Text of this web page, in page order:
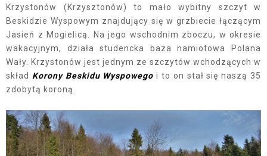
Krzystonów (Krzysztonów) to mało wybitny szczyt w
Beskidzie Wyspowym znajdujący się w grzbiecie łączącym
Jasień z Mogielicą. Na jego wschodnim zboczu, w okresie
wakacyjnym, działa studencka baza namiotowa Polana
Wały. Krzystonów jest jednym ze szczytów wchodzących w
skład Korony Beskidu Wyspowego i to on stał się naszą 35
zdobytą koroną.